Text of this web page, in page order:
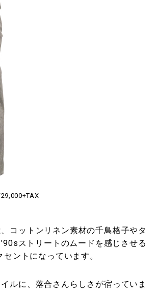
コットンリネン素材の千鳥格子やタ
ストリートのムードを感じさせる
ントになっています。
ルに、落合さんらしさが宿っていま